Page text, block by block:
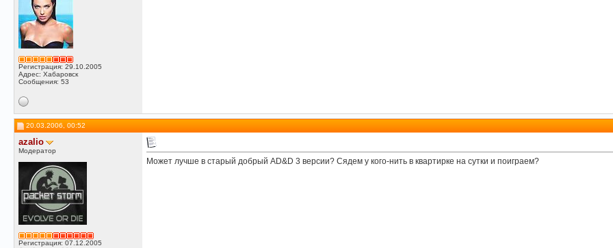
Регистрация: 29.10.2005
Адрес: Хабаровск
Сообщения: 53
20.03.2006, 00:52
azalio
Модератор
Регистрация: 07.12.2005
Может лучше в старый добрый AD&D 3 версии? Сядем у кого-нить в квартирке на сутки и поиграем?